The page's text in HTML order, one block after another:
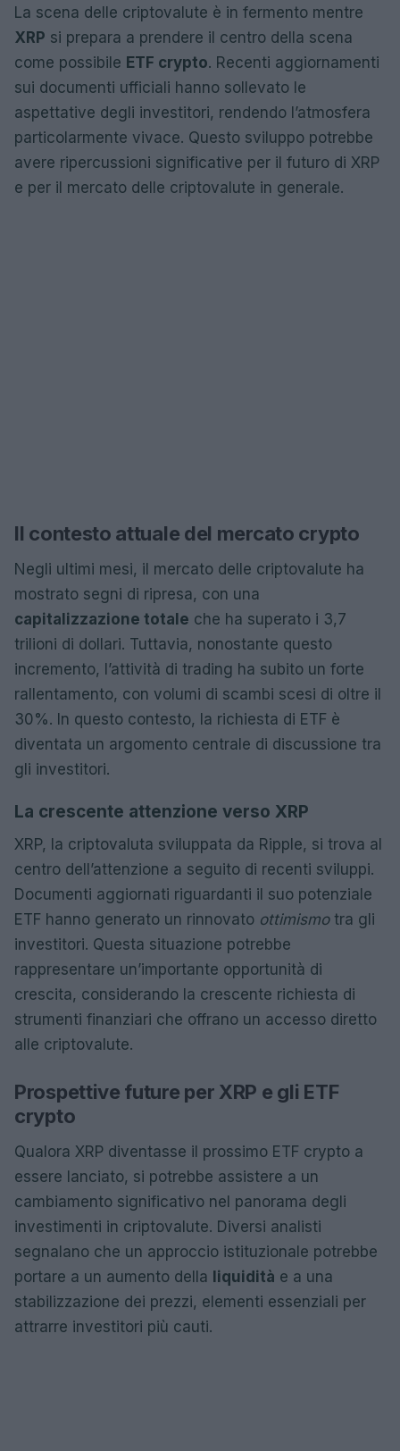
La scena delle criptovalute è in fermento mentre
XRP si prepara a prendere il centro della scena
come possibile ETF crypto. Recenti aggiornamenti
sui documenti ufficiali hanno sollevato le
aspettative degli investitori, rendendo l’atmosfera
particolarmente vivace. Questo sviluppo potrebbe
avere ripercussioni significative per il futuro di XRP
e per il mercato delle criptovalute in generale.
Il contesto attuale del mercato crypto
Negli ultimi mesi, il mercato delle criptovalute ha
mostrato segni di ripresa, con una
capitalizzazione totale che ha superato i 3,7
trilioni di dollari. Tuttavia, nonostante questo
incremento, l’attività di trading ha subito un forte
rallentamento, con volumi di scambi scesi di oltre il
30%. In questo contesto, la richiesta di ETF è
diventata un argomento centrale di discussione tra
gli investitori.
La crescente attenzione verso XRP
XRP, la criptovaluta sviluppata da Ripple, si trova al
centro dell’attenzione a seguito di recenti sviluppi.
Documenti aggiornati riguardanti il suo potenziale
ETF hanno generato un rinnovato ottimismotra gli
investitori. Questa situazione potrebbe
rappresentare un’importante opportunità di
crescita, considerando la crescente richiesta di
strumenti finanziari che offrano un accesso diretto
alle criptovalute.
Prospettive future per XRP e gli ETF
crypto
Qualora XRP diventasse il prossimo ETF crypto a
essere lanciato, si potrebbe assistere a un
cambiamento significativo nel panorama degli
investimenti in criptovalute. Diversi analisti
segnalano che un approccio istituzionale potrebbe
portare a un aumento della liquidità e a una
stabilizzazione dei prezzi, elementi essenziali per
attrarre investitori più cauti.